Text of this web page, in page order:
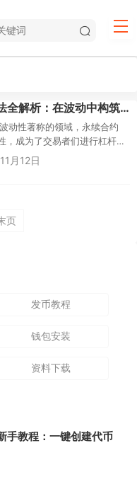
永续合约对冲玩法全解析：在波动中构筑你的安全边际
动性著称的领域，永续合约
，成为了交易者们进行杠杆交
然而，高收益往往伴随着高
月12日
页
发币教程
钱包安装
资料下载
手教程：一键创建代币